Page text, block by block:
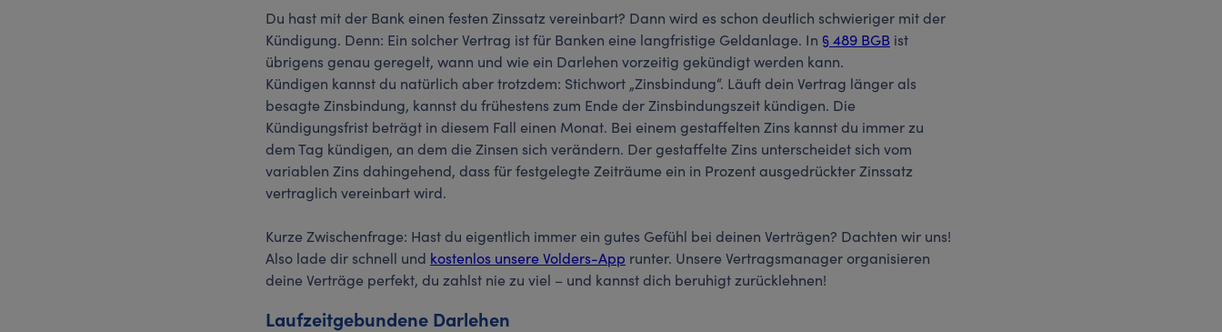
Du hast mit der Bank einen festen Zinssatz vereinbart? Dann wird es schon deutlich schwieriger mit der
Kündigung. Denn: Ein solcher Vertrag ist für Banken eine langfristige Geldanlage. In § 489 BGB ist
übrigens genau geregelt, wann und wie ein Darlehen vorzeitig gekündigt werden kann.
Kündigen kannst du natürlich aber trotzdem: Stichwort „Zinsbindung“. Läuft dein Vertrag länger als
besagte Zinsbindung, kannst du frühestens zum Ende der Zinsbindungszeit kündigen. Die
Kündigungsfrist beträgt in diesem Fall einen Monat. Bei einem gestaffelten Zins kannst du immer zu
dem Tag kündigen, an dem die Zinsen sich verändern. Der gestaffelte Zins unterscheidet sich vom
variablen Zins dahingehend, dass für festgelegte Zeiträume ein in Prozent ausgedrückter Zinssatz
vertraglich vereinbart wird.
Kurze Zwischenfrage: Hast du eigentlich immer ein gutes Gefühl bei deinen Verträgen? Dachten wir uns!
Also lade dir schnell und kostenlos unsere Volders-App runter. Unsere Vertragsmanager organisieren
deine Verträge perfekt, du zahlst nie zu viel – und kannst dich beruhigt zurücklehnen!
Laufzeitgebundene Darlehen